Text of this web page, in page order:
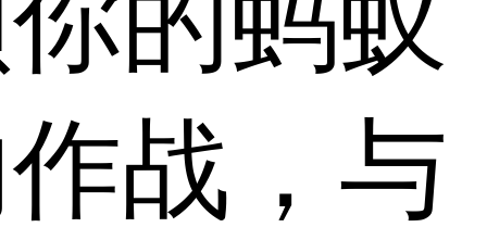
战，与